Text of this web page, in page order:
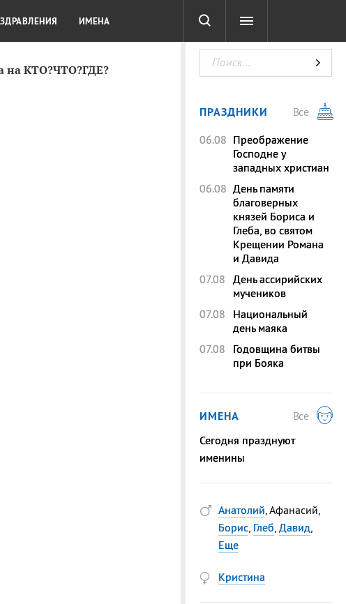
на КТО?ЧТО?ГДЕ?
КРАСОТА ТЕСТЫ
ИМЕНА
ПРАЗДНИКИ
Все
06.08 Преображение
Господне у
западных христиан
06.08 День памяти
благоверных
князей Бориса и
Глеба, во святом
Крещении Романа
и Давида
07.08 День ассирийских
мучеников
07.08
Национальный
день маяка
07.08
Годовщина битвы
при Бояка
ИМЕНА
Все
Сегодня празднуют
именины
Анатолий, Афанасий,
Борис, Глеб, Давид,
Еще
Кристина